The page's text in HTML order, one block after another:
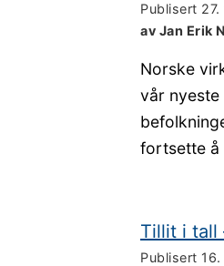
Publisert
av Jan Erik
Norske
vår
fortsette å
Tillit i tall
Publisert